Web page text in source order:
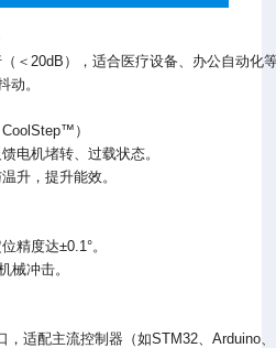
＜20dB），适合医疗设备、办公自动化
动。
）
电机堵转、过载状态。
升，提升能效。
精度达±0.1°。
械冲击。
，适配主流控制器（如STM32、Arduino